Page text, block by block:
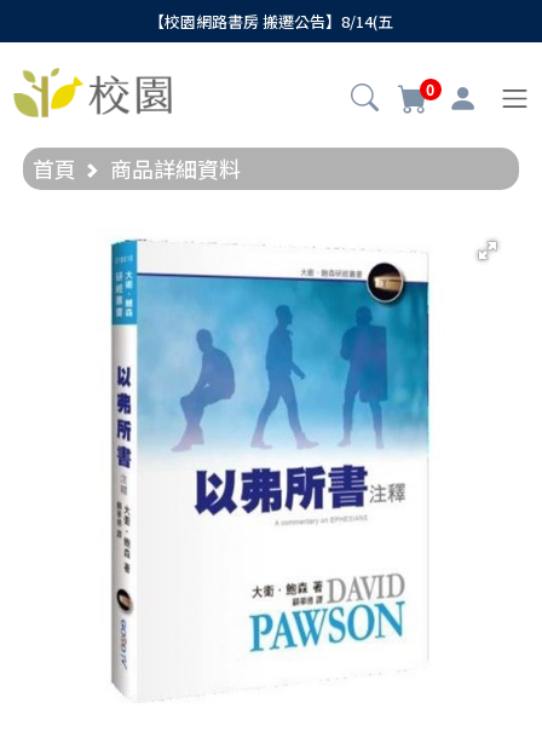
【校園網路書房 搬遷公告】8/14(五
0
首頁 商品詳細資料